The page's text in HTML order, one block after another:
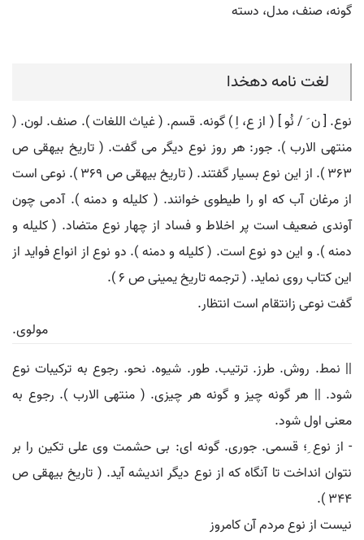
گونه، صنف، مدل، دسته
لغت نامه دهخدا
نوع. [ ن َ / نُو ] ( از ع، اِ ) گونه. قسم. ( غیاث اللغات ). صنف. لون. (
منتهی الارب ). جور: هر روز نوع دیگر می گفت. ( تاریخ بیهقی ص
363 ). از این نوع بسیار گفتند. ( تاریخ بیهقی ص 369 ). نوعی است
از مرغان آب که او را طیطوی خوانند. ( کلیله و دمنه ). آدمی چون
آوندی ضعیف است پر اخلاط و فساد از چهار نوع متضاد. ( کلیله و
دمنه ). و این دو نوع است. ( کلیله و دمنه ). دو نوع از انواع فواید از
این کتاب روی نماید. ( ترجمه تاریخ یمینی ص 6 ).
گفت نوعی زانتقام است انتظار.
مولوی.
|| نمط. روش. طرز. ترتیب. طور. شیوه. نحو. رجوع به ترکیبات نوع
شود. || هر گونه چیز و گونه هر چیزی. ( منتهی الارب ). رجوع به
معنی اول شود.
- از نوع ِ؛ قسمی. جوری. گونه ای: بی حشمت وی علی تکین را بر
نتوان انداخت تا آنگاه که از نوع دیگر اندیشه آید. ( تاریخ بیهقی ص
344 ).
نیست از نوع مردم آن کامروز